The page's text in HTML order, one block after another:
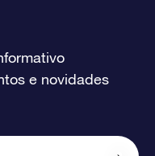
e novidades